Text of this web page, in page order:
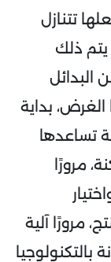
تتنازل
ذلك
الغرض، بداية
تساعدها
مرورًا
مرورًا آلية
بالتكنولوجيا